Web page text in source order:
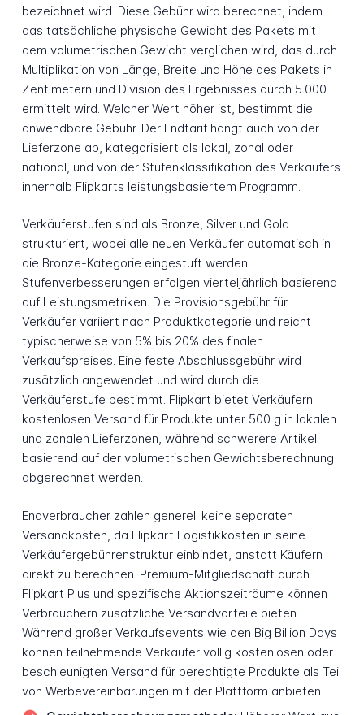
bezeichnet wird. Diese Gebühr wird berechnet, indem
das tatsächliche physische Gewicht des Pakets mit
dem volumetrischen Gewicht verglichen wird, das durch
Multiplikation von Länge, Breite und Höhe des Pakets in
Zentimetern und Division des Ergebnisses durch 5.000
ermittelt wird. Welcher Wert höher ist, bestimmt die
anwendbare Gebühr. Der Endtarif hängt auch von der
Lieferzone ab, kategorisiert als lokal, zonal oder
national, und von der Stufenklassifikation des Verkäufers
innerhalb Flipkarts leistungsbasiertem Programm.
Verkäuferstufen sind als Bronze, Silver und Gold
strukturiert, wobei alle neuen Verkäufer automatisch in
die Bronze-Kategorie eingestuft werden.
Stufenverbesserungen erfolgen vierteljährlich basierend
auf Leistungsmetriken. Die Provisionsgebühr für
Verkäufer variiert nach Produktkategorie und reicht
typischerweise von 5% bis 20% des finalen
Verkaufspreises. Eine feste Abschlussgebühr wird
zusätzlich angewendet und wird durch die
Verkäuferstufe bestimmt. Flipkart bietet Verkäufern
kostenlosen Versand für Produkte unter 500 g in lokalen
und zonalen Lieferzonen, während schwerere Artikel
basierend auf der volumetrischen Gewichtsberechnung
abgerechnet werden.
Endverbraucher zahlen generell keine separaten
Versandkosten, da Flipkart Logistikkosten in seine
Verkäufergebührenstruktur einbindet, anstatt Käufern
direkt zu berechnen. Premium-Mitgliedschaft durch
Flipkart Plus und spezifische Aktionszeiträume können
Verbrauchern zusätzliche Versandvorteile bieten.
Während großer Verkaufsevents wie den Big Billion Days
können teilnehmende Verkäufer völlig kostenlosen oder
beschleunigten Versand für berechtigte Produkte als Teil
von Werbevereinbarungen mit der Plattform anbieten.